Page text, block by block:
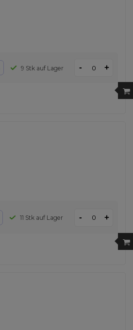
9 Stk auf Lager - +
11 Stk auf Lager - +